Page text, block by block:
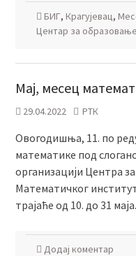
БИГ, Крагујевац,
Центар за образовање
Мај, месец
29.04.2022 РТК
Овогодишња, 11. по
математике под
организацији Центра
Математичког
трајаће од 10. до 31 маја.
Додај коментар